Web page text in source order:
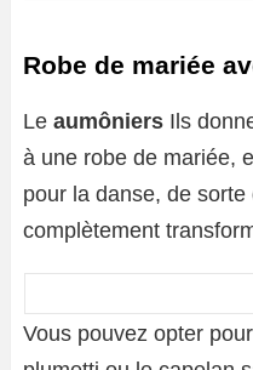
Robe de mariée
Le aumôniers Ils
à une robe de mariée,
pour la danse, de
complètement
Vous pouvez opter